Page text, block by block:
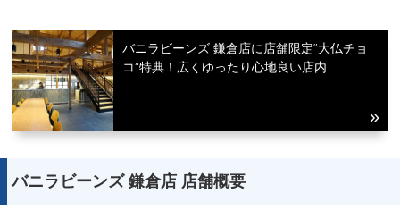
バニラビーンズ 鎌倉店に店舗限定“大仏チョ
コ”特典！広くゆったり心地良い店内
バニラビーンズ 鎌倉店 店舗概要